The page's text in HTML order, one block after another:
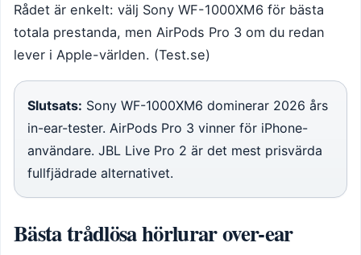
Rådet är enkelt: välj Sony WF-1000XM6 för bästa
totala prestanda, men AirPods Pro 3 om du redan
lever i Apple-världen. (Test.se)
Slutsats: Sony WF-1000XM6 dominerar 2026 års
in-ear-tester. AirPods Pro 3 vinner för iPhone-
användare. JBL Live Pro 2 är det mest prisvärda
fullfjädrade alternativet.
Bästa trådlösa hörlurar over-ear